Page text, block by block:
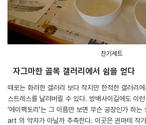
찬기세트
자그마한 골목 갤러리에서 쉼을 얻다
때로는 화려한 갤러리 보다 작지만 한적한 갤러리
스트레스를 날려버릴 수 있다. 방배사이길에도 이
‘에이팩토리’는 그 이름만 보면 무슨 공장인가 하
art 의 약자가 아닐까 추측한다. 이곳은 권마테 작